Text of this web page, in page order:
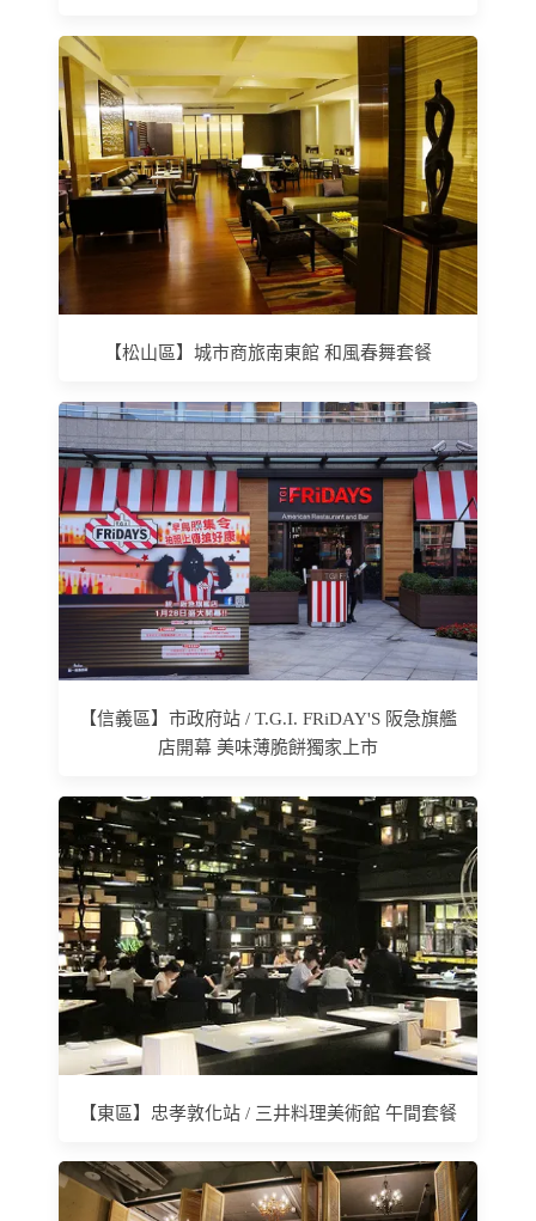
【松山區】城市商旅南東館 和風春舞套餐
【信義區】市政府站 / T.G.I. FRiDAY'S 阪急旗艦
店開幕 美味薄脆餅獨家上市
【東區】忠孝敦化站 / 三井料理美術館 午間套餐